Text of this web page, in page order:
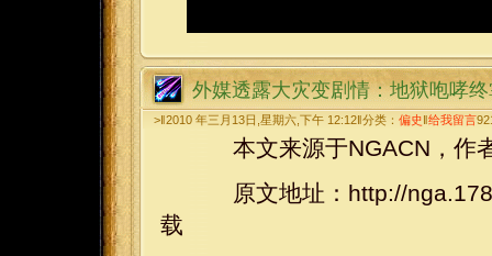
外媒透露大灾变剧情：地狱咆哮
>‖2010 年三月13日,星期六,下午 12:12‖分类： 偏史 给我留言
本文来源于NGACN，作
原文地址：http://
载